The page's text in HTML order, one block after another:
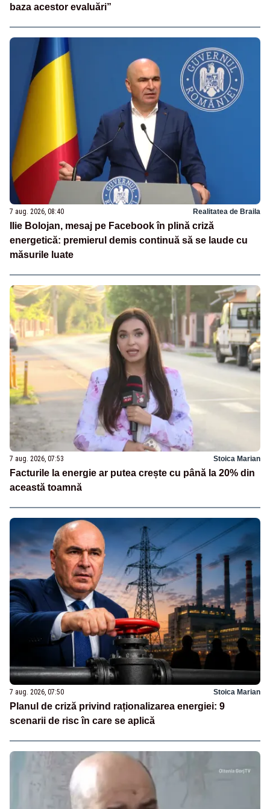
baza acestor evaluări”
7 aug. 2026, 08:40 Realitatea de Braila
Ilie Bolojan, mesaj pe Facebook în plină criză
energetică: premierul demis continuă să se laude cu
măsurile luate
7 aug. 2026, 07:53 Stoica Marian
Facturile la energie ar putea crește cu până la 20% din
această toamnă
7 aug. 2026, 07:50 Stoica Marian
Planul de criză privind raționalizarea energiei: 9
scenarii de risc în care se aplică